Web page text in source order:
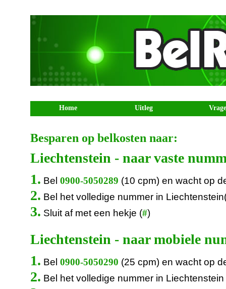
Home Uitleg
Besparen op belkosten naar:
Liechtenstein - naar vaste
1. Bel 0900-5050289 (10 cpm) en wacht op
2. Bel het volledige nummer in
3. Sluit af met een hekje (#)
Liechtenstein - naar mobiele
1. Bel 0900-5050290 (25 cpm) en wacht op
2. Bel het volledige nummer in Liechtenstein